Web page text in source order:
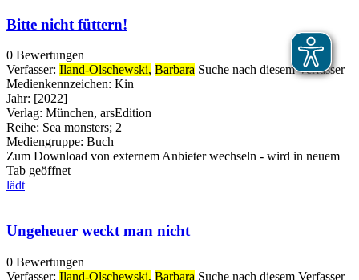
Bitte nicht füttern!
0 Bewertungen
Verfasser: Iland-Olschewski, Barbara Suche nach diesem Verfasser
Medienkennzeichen: Kin
Jahr: [2022]
Verlag: München, arsEdition
Reihe: Sea monsters; 2
Mediengruppe: Buch
Zum Download von externem Anbieter wechseln - wird in neuem
Tab geöffnet
lädt
Ungeheuer weckt man nicht
0 Bewertungen
Verfasser: Iland-Olschewski, Barbara Suche nach diesem Verfasser